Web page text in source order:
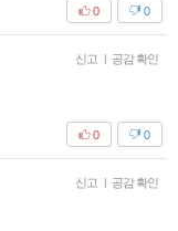
0
0
신고 | 공감 확인
0
0
신고 | 공감 확인